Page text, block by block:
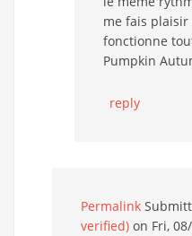
me fais
fonctionne
Pumpkin
reply
Permalink
verified) on Fri,